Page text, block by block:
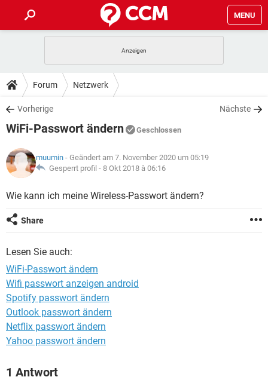
MENU
ANDROID
WINDOWS 10
WHATSAPP TIKTOK
FACEBOOK
TIPPS & TRICKS
SPIELE
WHATSAPP TIKTOK
FACEBOOK
DOWNLOADS
SPIELE STREAMING
ANDROID
WINDOWS 10 INSTAGRAM
WHATSAPP
SPIELE STREAMING
ANDROID
WINDOWS 10 INSTAGRAM
WHATSAPP
LEXIKON
SPIELE STREAMING
WHATSAPP
FACEBOOK
Forum Netzwerk
Vorherige Nächste
WiFi-Passwort ändern Geschlossen
muumin - Geändert am 7. November 2020 um 05:19
Gesperrt profil - 8 Okt 2018 à 06:16
Wie kann ich meine Wireless-Passwort ändern?
Share
Lesen Sie auch:
WiFi-Passwort ändern
Wifi passwort anzeigen android
Spotify passwort ändern
Outlook passwort ändern
Netflix passwort ändern
Yahoo passwort ändern
1 Antwort